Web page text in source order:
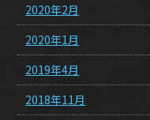
2020年2月
2020年1月
2019年4月
2018年11月